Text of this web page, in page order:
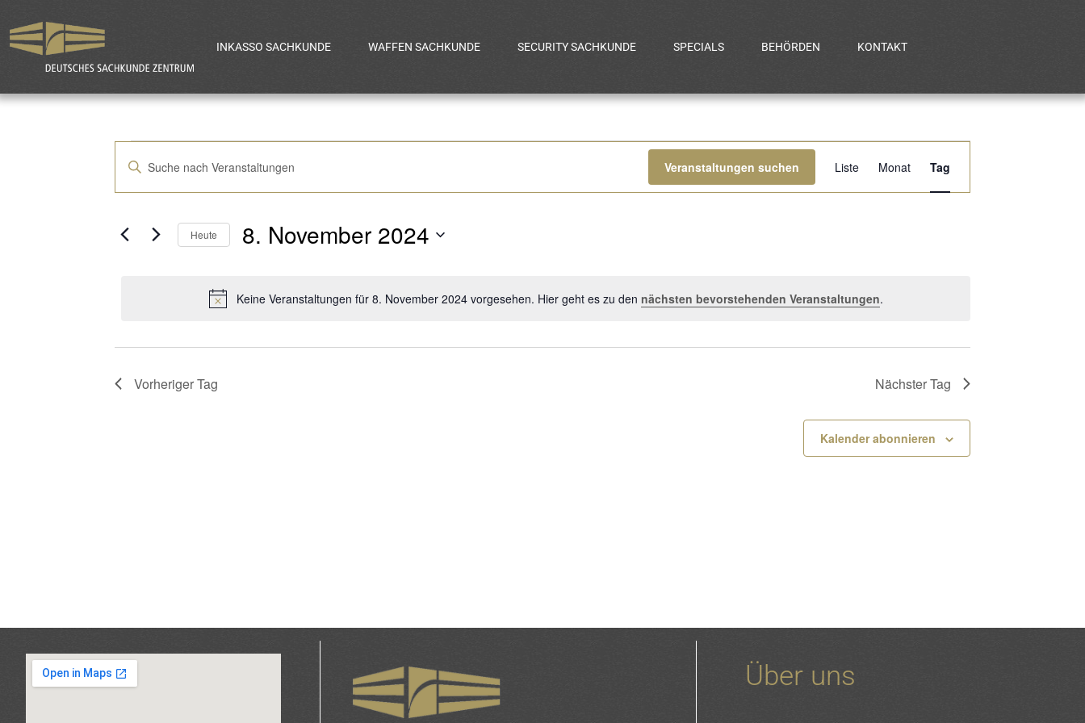
INKASSO SACHKUNDE WAFFEN SACHKUNDE SECURITY SACHKUNDE SPECIALS BEHÖRDEN KONTAKT
Hinweis
Keine Veranstaltungen für 8. November 2024 vorgesehen. Hier geht es zu den nächsten bevorstehenden Veranstaltungen.
Veranstaltungen
Suche
Ansichten,
Navigation
Bitte
Suche
Schlüsselwort.
Veranstaltungen suchen
Veranstaltung
Ansichten-
Liste Monat Tag
Heute 8. November 2024
Vorheriger Tag Nächster Tag
Kalender abonnieren
Über uns